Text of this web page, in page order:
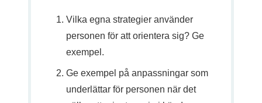
Vilka egna strategier använder
personen för att orientera sig? Ge
exempel.
Ge exempel på anpassningar som
underlättar för personen när det